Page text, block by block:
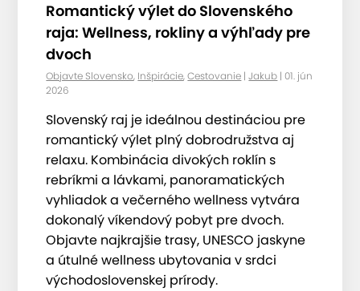
Romantický výlet do Slovenského
raja: Wellness, rokliny a výhľady pre
dvoch
Objavte Slovensko, Inšpirácie,Cestovanie |Jakub | 01. jún
2026
Slovenský raj je ideálnou destináciou pre
romantický výlet plný dobrodružstva aj
relaxu. Kombinácia divokých roklín s
rebríkmi a lávkami, panoramatických
vyhliadok a večerného wellness vytvára
dokonalý víkendový pobyt pre dvoch.
Objavte najkrajšie trasy, UNESCO jaskyne
a útulné wellness ubytovania v srdci
východoslovenskej prírody.